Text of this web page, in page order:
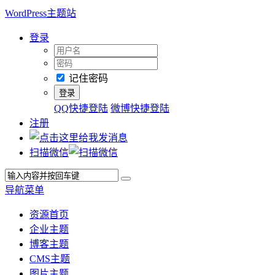
WordPress主题站
登录
记住密码
QQ快捷登陆 微博快捷登陆
注册
扫描微信
导航菜单
资源首页
企业主题
博客主题
CMS主题